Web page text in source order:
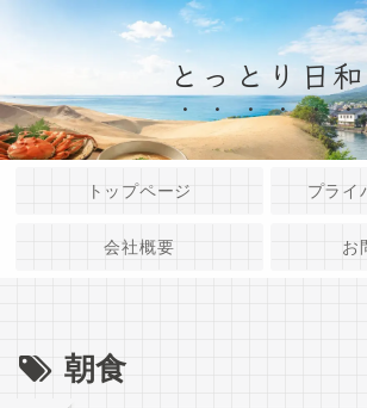
とっとり日和
トップページ プライ
会社概要 お
朝食